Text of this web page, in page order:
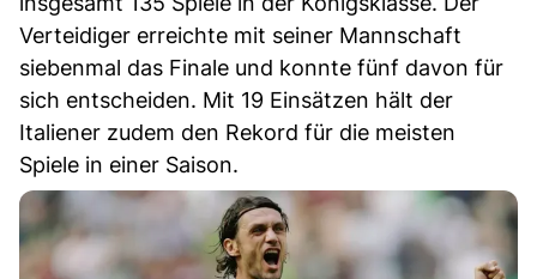
Verteidiger erreichte mit seiner Mannschaft
siebenmal das Finale und konnte fünf davon für
sich entscheiden. Mit 19 Einsätzen hält der
Italiener zudem den Rekord für die meisten
Spiele in einer Saison.